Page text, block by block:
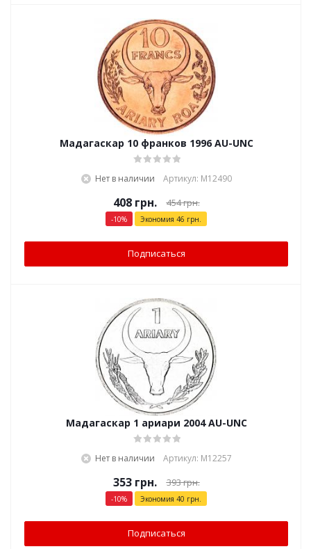
Мадагаскар 10 франков 1996 AU-UNC
Нет в наличии Артикул: М12490
408грн. 454грн.
-10% Экономия 46 грн.
Подписаться
Мадагаскар 1 ариари 2004 AU-UNC
Нет в наличии Артикул: М12257
353грн. 393грн.
-10% Экономия 40 грн.
Подписаться